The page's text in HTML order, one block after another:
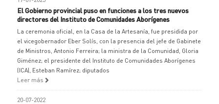
El Gobierno provincial puso en funciones a los tres nuevos
directores del Instituto de Comunidades Aborígenes
La ceremonia oficial, en la Casa de la Artesanía, fue presidida por
el vicegobernador Eber Solís, con la presencia del jefe de Gabinete
de Ministros, Antonio Ferreira; la ministra de la Comunidad, Gloria
Giménez; el presidente del Instituto de Comunidades Aborígenes
(ICA), Esteban Ramírez; diputados
Leer más
20-07-2022